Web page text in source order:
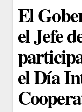
El
el Jefe
el Día